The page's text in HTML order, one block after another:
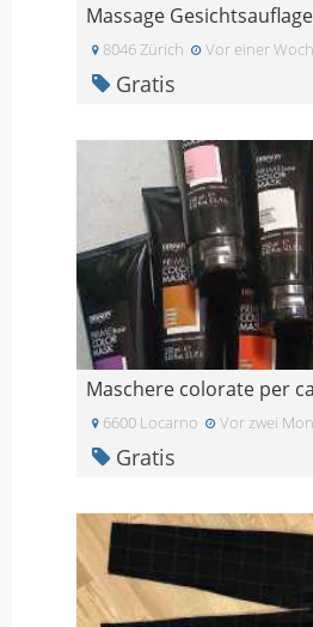
Massage
8046 Zürich Vor einer
Gratis
Maschere colorate per
6600 Locarno Vor zwei
Gratis